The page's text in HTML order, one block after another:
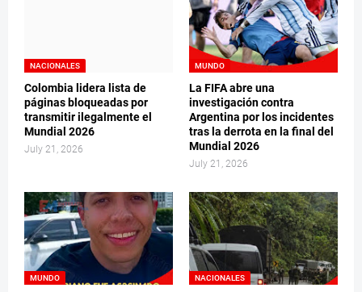
NACIONALES
Colombia lidera lista de
páginas bloqueadas por
transmitir ilegalmente el
Mundial 2026
July 21, 2026
MUNDO
La FIFA abre una
investigación contra
Argentina por los incidentes
tras la derrota en la final del
Mundial 2026
July 21, 2026
MUNDO NACIONALES